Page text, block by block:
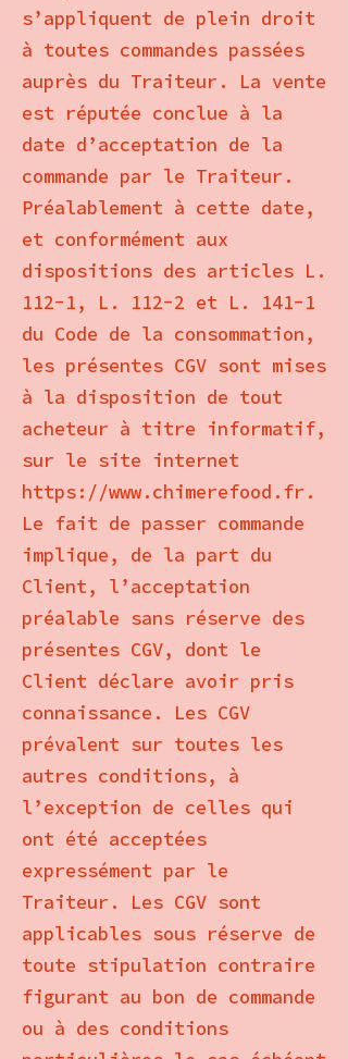
s’appliquent de plein droit
à toutes commandes passées
auprès du Traiteur. La vente
est réputée conclue à la
date d’acceptation de la
commande par le Traiteur.
Préalablement à cette date,
et conformément aux
dispositions des articles L.
112-1, L. 112-2 et L. 141-1
du Code de la consommation,
les présentes CGV sont mises
à la disposition de tout
acheteur à titre informatif,
sur le site internet
https://www.chimerefood.fr.
Le fait de passer commande
implique, de la part du
Client, l’acceptation
préalable sans réserve des
présentes CGV, dont le
Client déclare avoir pris
connaissance. Les CGV
prévalent sur toutes les
autres conditions, à
l’exception de celles qui
ont été acceptées
expressément par le
Traiteur. Les CGV sont
applicables sous réserve de
toute stipulation contraire
figurant au bon de commande
ou à des conditions